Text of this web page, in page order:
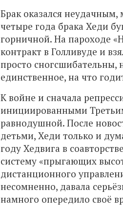
Брак оказался
четыре года брака Хеди
горничной. На пароходе
контракт в Голливуде и
просто
единственное, на что
К войне и сначала
инициированными
равнодушной. После
детьми, Хеди только и
году Хедвига в
систему «прыгающих
дистанционного
несомненно, давала
намного опередило своё